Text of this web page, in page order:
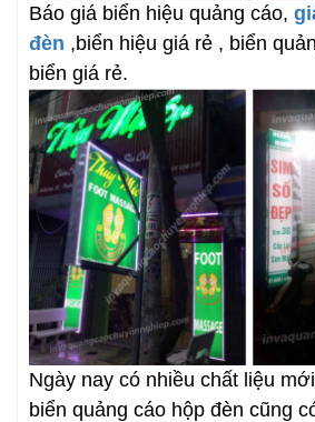
Báo giá biển hiệu quảng cáo,
đèn ,biển hiệu giá rẻ , biển
biển giá rẻ.
Ngày nay có nhiều chất liệu
biển quảng cáo hộp đèn cũng